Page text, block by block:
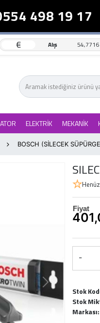
498 19 17
€ Alış 54,7716
ELEKTRİK MEKANİK
BOSCH (SİLECEK
Fiyat
-
Stok
Stok
Markası: